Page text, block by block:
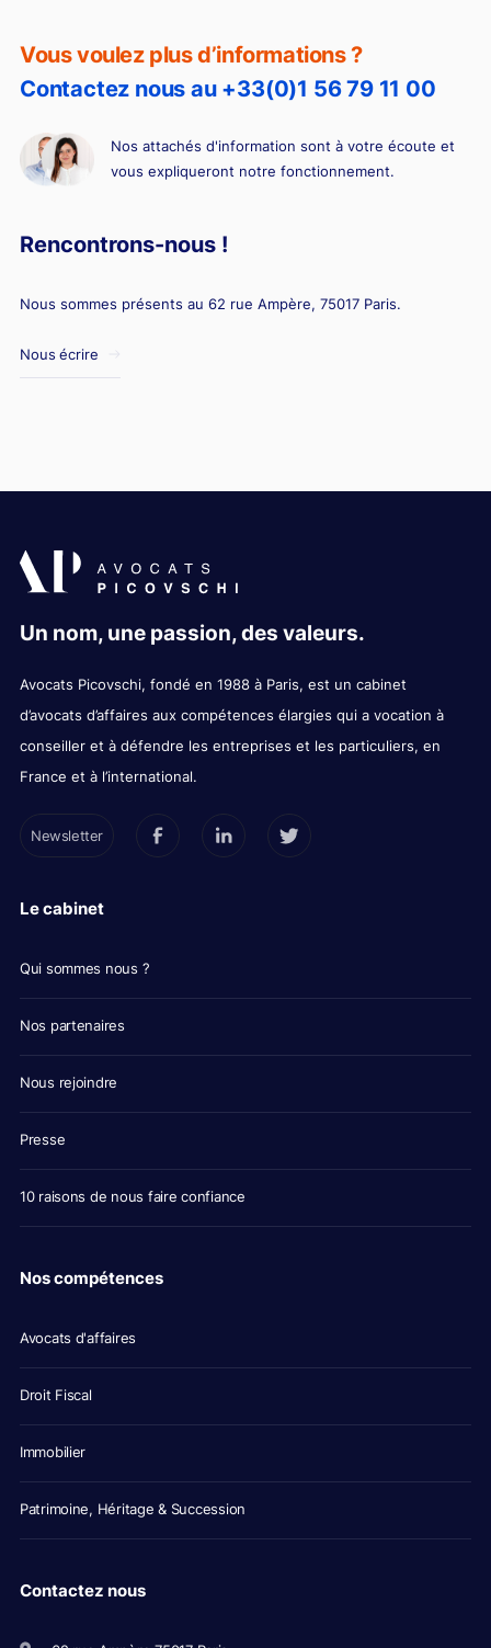
Vous voulez plus d’informations ?
Contactez nous au +33(0)1 56 79 11 00
Nos attachés d'information sont à votre écoute et
vous expliqueront notre fonctionnement.
Rencontrons-nous !
Nous sommes présents au 62 rue Ampère, 75017 Paris.
Nous écrire
Un nom, une passion, des valeurs.
Avocats Picovschi, fondé en 1988 à Paris, est un cabinet
d’avocats d’affaires aux compétences élargies qui a vocation à
conseiller et à défendre les entreprises et les particuliers, en
France et à l’international.
Newsletter
Le cabinet
Qui sommes nous ?
Nos partenaires
Nous rejoindre
Presse
10 raisons de nous faire confiance
Nos compétences
Avocats d'affaires
Droit Fiscal
Immobilier
Patrimoine, Héritage & Succession
Contactez nous